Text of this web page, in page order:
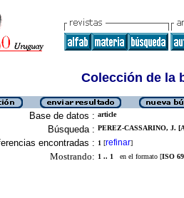
Colección de la
Base de datos : article
Búsqueda : PEREZ-CASSARINO, J.
encontradas : 1 [refinar]
Mostrando: 1 .. 1 en el formato [ISO